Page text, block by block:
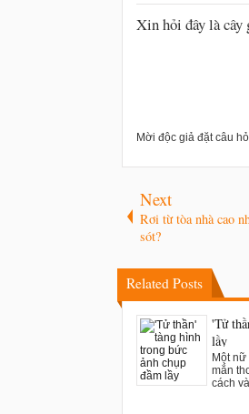
Xin hỏi đây là cây
Mời độc giả đặt câu
Next
Rơi từ tòa nhà cao
sót?
Related Posts
'Tử
lầy
Một
mắn
cách và